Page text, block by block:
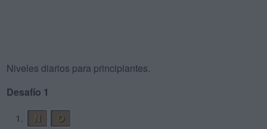
Niveles diarios para principiantes.
Desafío 1
1.
N
O